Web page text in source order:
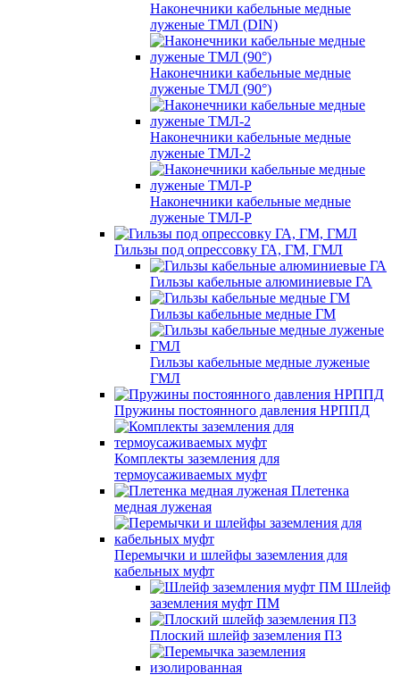
Наконечники кабельные медные
луженые ТМЛ (DIN)
Наконечники кабельные медные
луженые ТМЛ (90°)
Наконечники кабельные медные
луженые ТМЛ-2
Наконечники кабельные медные
луженые ТМЛ-Р
Гильзы под опрессовку ГА, ГМ, ГМЛ
Гильзы кабельные алюминиевые ГА
Гильзы кабельные медные ГМ
Гильзы кабельные медные луженые
ГМЛ
Пружины постоянного давления НРППД
Комплекты заземления для
термоусаживаемых муфт
Плетенка
медная луженая
Перемычки и шлейфы заземления для
кабельных муфт
Шлейф
заземления муфт ПМ
Плоский шлейф заземления ПЗ